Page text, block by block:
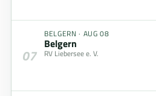
07
BELGERN · AUG 08
Belgern
RV Liebersee e. V.